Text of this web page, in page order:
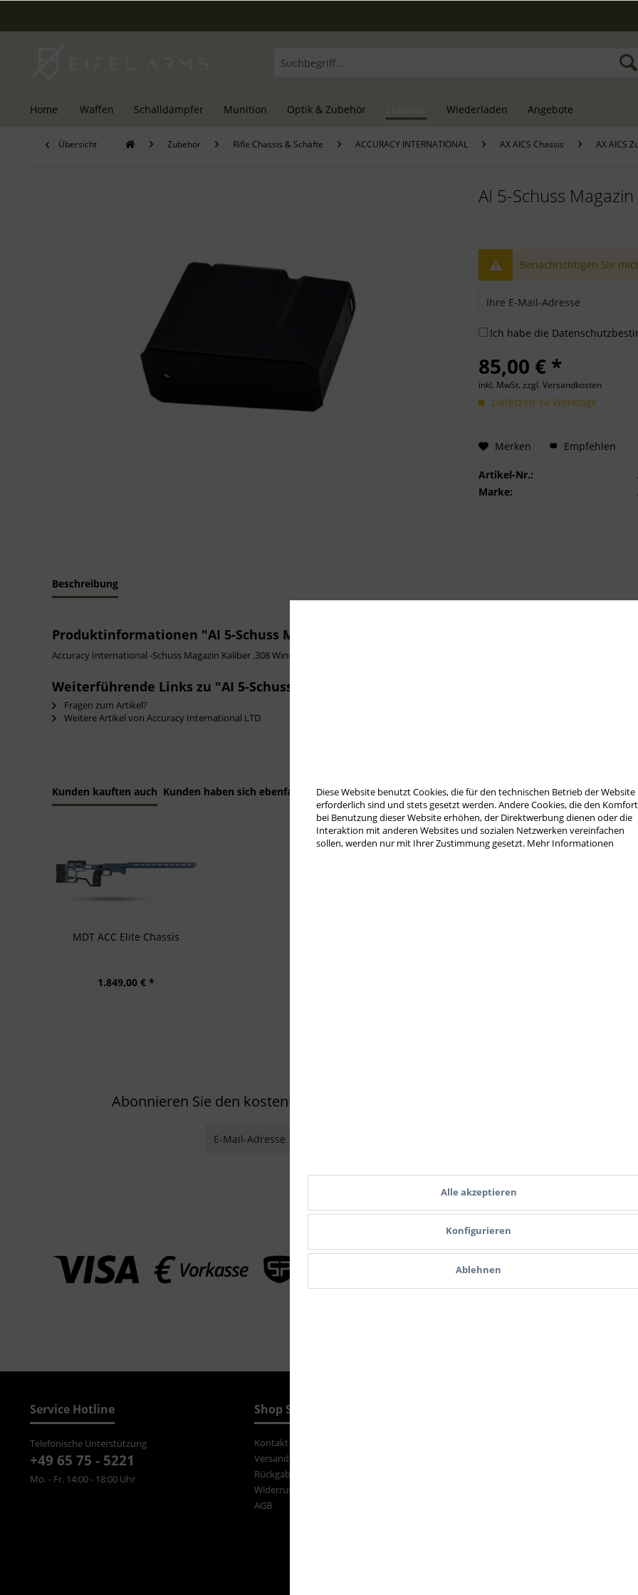
Home Waffen Schalldämpfer Munition Optik & Zubehör Wiederladen Angebote
Übersicht Zubehör Rifle Chassis & Schäfte ACCURACY INTERNATIONAL AX AICS Chassis AX AICS
AI 5-Schuss
Benachrichtigen Sie
Ich habe die
85,00 € *
inkl. MwSt. zzgl. Versandkosten
Lieferzeit 14 Werktage
Merken Empfehlen
Artikel-Nr.:
Marke:
Beschreibung
Produktinformationen "AI 5-Schuss Magazin .308Win"
Accuracy International -Schuss Magazin Kaliber .308 Winchester für AX Chassis.
Weiterführende Links zu "AI 5-Schuss Magazin .308Win"
Fragen zum Artikel?
Weitere Artikel von Accuracy International LTD
Kunden kauften auch Kunden haben sich ebenfalls angesehen
MDT ACC Elite Chassis
1.849,00 € *
Abonnieren Sie den kostenlosen Newsletter und verpassen Sie keine
Zahlungsmethoden Versand
Service Hotline
Telefonische Unterstützung
+49 65 75 - 5221
Mo. - Fr. 14:00 - 18:00 Uhr
Shop Service
Kontakt
Versand und Zahlungsbedingungen
Rückgabe
Widerrufsrecht
AGB
Diese Website benutzt Cookies, die für den technischen Betrieb der Website
erforderlich sind und stets gesetzt werden. Andere Cookies, die den Komfort
bei Benutzung dieser Website erhöhen, der Direktwerbung dienen oder die
Interaktion mit anderen Websites und sozialen Netzwerken vereinfachen
sollen, werden nur mit Ihrer Zustimmung gesetzt. Mehr Informationen
Ablehnen
Alle akzeptieren
Konfigurieren